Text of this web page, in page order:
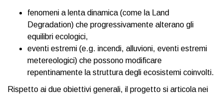
fenomeni a lenta dinamica (come la Land
Degradation) che progressivamente alterano gli
equilibri ecologici,
eventi estremi (e.g. incendi, alluvioni, eventi estremi
metereologici) che possono modificare
repentinamente la struttura degli ecosistemi coinvolti.
Rispetto ai due obiettivi generali, il progetto si articola nei